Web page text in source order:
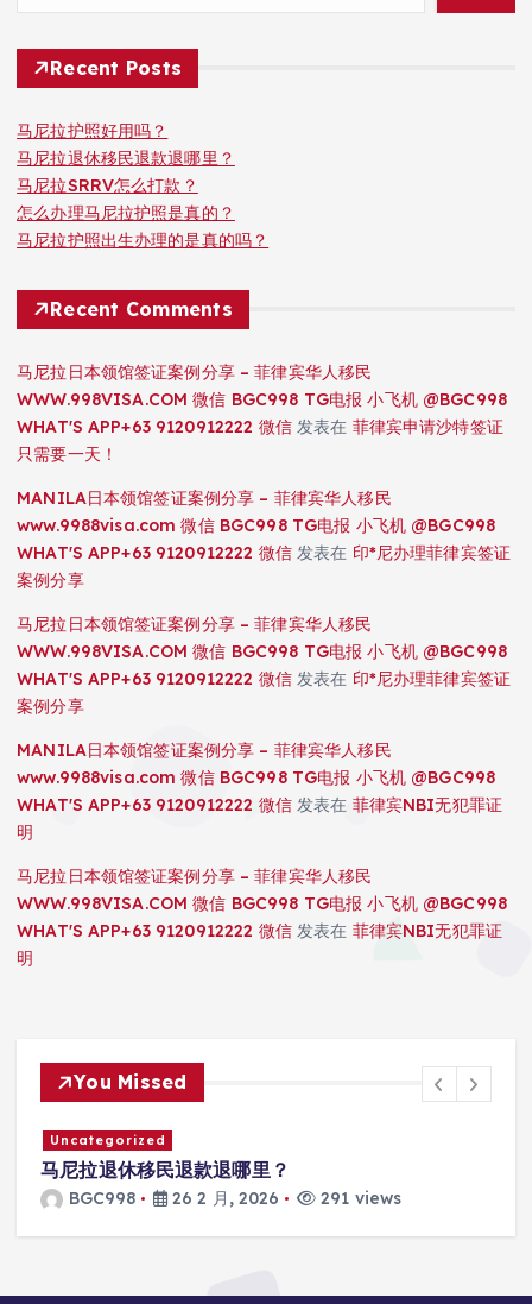
Recent Posts
马尼拉护照好用吗？
马尼拉退休移民退款退哪里？
马尼拉SRRV怎么打款？
怎么办理马尼拉护照是真的？
马尼拉护照出生办理的是真的吗？
Recent Comments
马尼拉日本领馆签证案例分享 – 菲律宾华人移民
WWW.998VISA.COM 微信 BGC998 TG电报 小飞机 @BGC998
WHAT'S APP+63 9120912222 微信发表在 菲律宾申请沙特签证
只需要一天！
MANILA日本领馆签证案例分享 – 菲律宾华人移民
www.9988visa.com 微信 BGC998 TG电报 小飞机 @BGC998
WHAT'S APP+63 9120912222 微信发表在 印*尼办理菲律宾签证
案例分享
马尼拉日本领馆签证案例分享 – 菲律宾华人移民
WWW.998VISA.COM 微信 BGC998 TG电报 小飞机 @BGC998
WHAT'S APP+63 9120912222 微信发表在 印*尼办理菲律宾签证
案例分享
MANILA日本领馆签证案例分享 – 菲律宾华人移民
www.9988visa.com 微信 BGC998 TG电报 小飞机 @BGC998
WHAT'S APP+63 9120912222 微信发表在 菲律宾NBI无犯罪证
明
马尼拉日本领馆签证案例分享 – 菲律宾华人移民
WWW.998VISA.COM 微信 BGC998 TG电报 小飞机 @BGC998
WHAT'S APP+63 9120912222 微信发表在 菲律宾NBI无犯罪证
明
You Missed
Uncategorized
马尼拉SRRV怎么打款？
BGC998 26 2 月, 2026 302 views